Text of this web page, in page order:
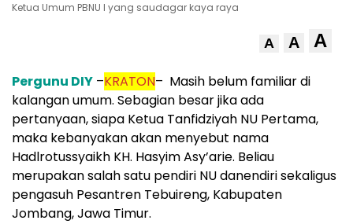
Ketua Umum PBNU I yang saudagar kaya raya
A A A
Pergunu DIY –KRATON– Masih belum familiar di
kalangan umum. Sebagian besar jika ada
pertanyaan, siapa Ketua Tanfidziyah NU Pertama,
maka kebanyakan akan menyebut nama
Hadlrotussyaikh KH. Hasyim Asy’arie. Beliau
merupakan salah satu pendiri NU danendiri sekaligus
pengasuh Pesantren Tebuireng, Kabupaten
Jombang, Jawa Timur.